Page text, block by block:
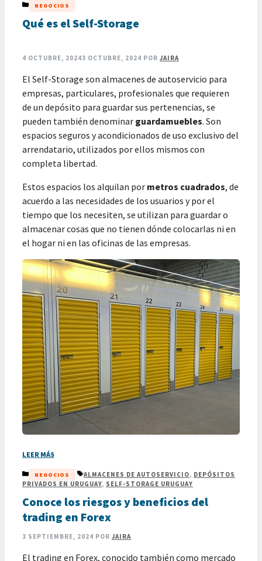
CATEGORÍAS
NEGOCIOS
Qué es el Self-Storage
4 OCTUBRE, 20243 OCTUBRE, 2024 POR JAIRA
El Self-Storage son almacenes de autoservicio para
empresas, particulares, profesionales que requieren
de un depósito para guardar sus pertenencias, se
pueden también denominar guardamuebles. Son
espacios seguros y acondicionados de uso exclusivo del
arrendatario, utilizados por ellos mismos con
completa libertad.
Estos espacios los alquilan por metros cuadrados, de
acuerdo a las necesidades de los usuarios y por el
tiempo que los necesiten, se utilizan para guardar o
almacenar cosas que no tienen dónde colocarlas ni en
el hogar ni en las oficinas de las empresas.
LEER MÁS
CATEGORÍAS
NEGOCIOS ETIQUETAS
ALMACENES DE AUTOSERVICIO, DEPÓSITOS
PRIVADOS EN URUGUAY, SELF-STORAGE URUGUAY
Conoce los riesgos y beneficios del
trading en Forex
3 SEPTIEMBRE, 2024 POR JAIRA
El trading en Forex, conocido también como mercado